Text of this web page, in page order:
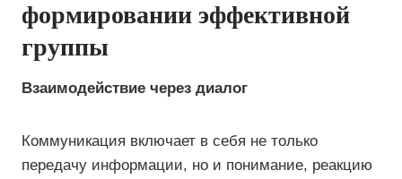
формировании эффективной
группы
Взаимодействие через диалог
Коммуникация включает в себя не только
передачу информации, но и понимание, реакцию